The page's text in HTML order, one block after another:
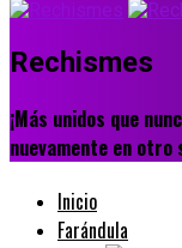
Rechismes
¡Más unidos que
nuevamente en otro
Inicio
Farándula